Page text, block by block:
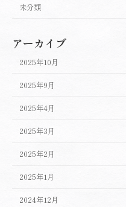
未分類
アーカイブ
2025年10月
2025年9月
2025年4月
2025年3月
2025年2月
2025年1月
2024年12月